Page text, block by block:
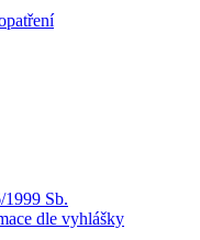
1999 Sb.
dle vyhlášky